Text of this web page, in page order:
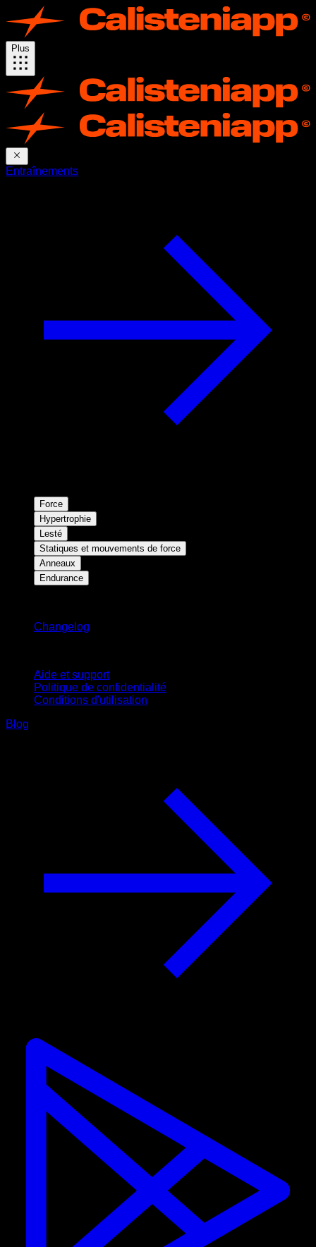
Plus
Entraînements
Force
Hypertrophie
Lesté
Statiques et mouvements de force
Anneaux
Endurance
Changelog
Aide et support
Politique de confidentialité
Conditions d'utilisation
Blog